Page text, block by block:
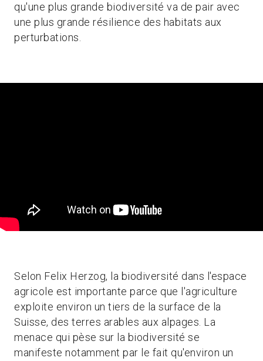
qu'une plus grande biodiversité va de pair avec
une plus grande résilience des habitats aux
perturbations.
Selon Felix Herzog, la biodiversité dans l'espace
agricole est importante parce que l'agriculture
exploite environ un tiers de la surface de la
Suisse, des terres arables aux alpages. La
menace qui pèse sur la biodiversité se
manifeste notamment par le fait qu'environ un